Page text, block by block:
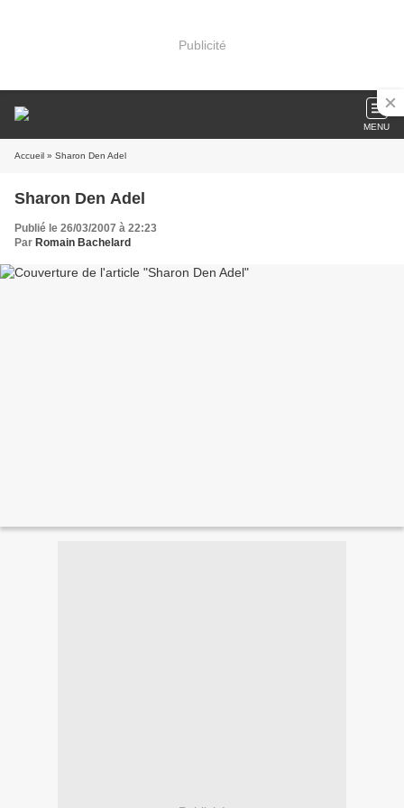
Publicité
MENU
Accueil » Sharon Den Adel
Sharon Den Adel
Publié le 26/03/2007 à 22:23
Par Romain Bachelard